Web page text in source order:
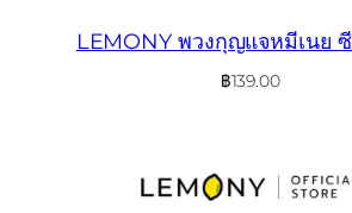
LEMONY พวงกุญแจหมีเนย
฿139.00